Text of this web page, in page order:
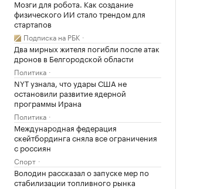
Мозги для робота. Как создание
физического ИИ стало трендом для
стартапов
Подписка на РБК
Два мирных жителя погибли после атак
дронов в Белгородской области
Политика
NYT узнала, что удары США не
остановили развитие ядерной
программы Ирана
Политика
Международная федерация
скейтбординга сняла все ограничения
с россиян
Спорт
Володин рассказал о запуске мер по
стабилизации топливного рынка